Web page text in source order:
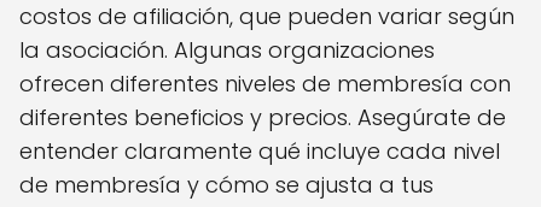
costos de afiliación, que pueden variar según
la asociación. Algunas organizaciones
ofrecen diferentes niveles de membresía con
diferentes beneficios y precios. Asegúrate de
entender claramente qué incluye cada nivel
de membresía y cómo se ajusta a tus